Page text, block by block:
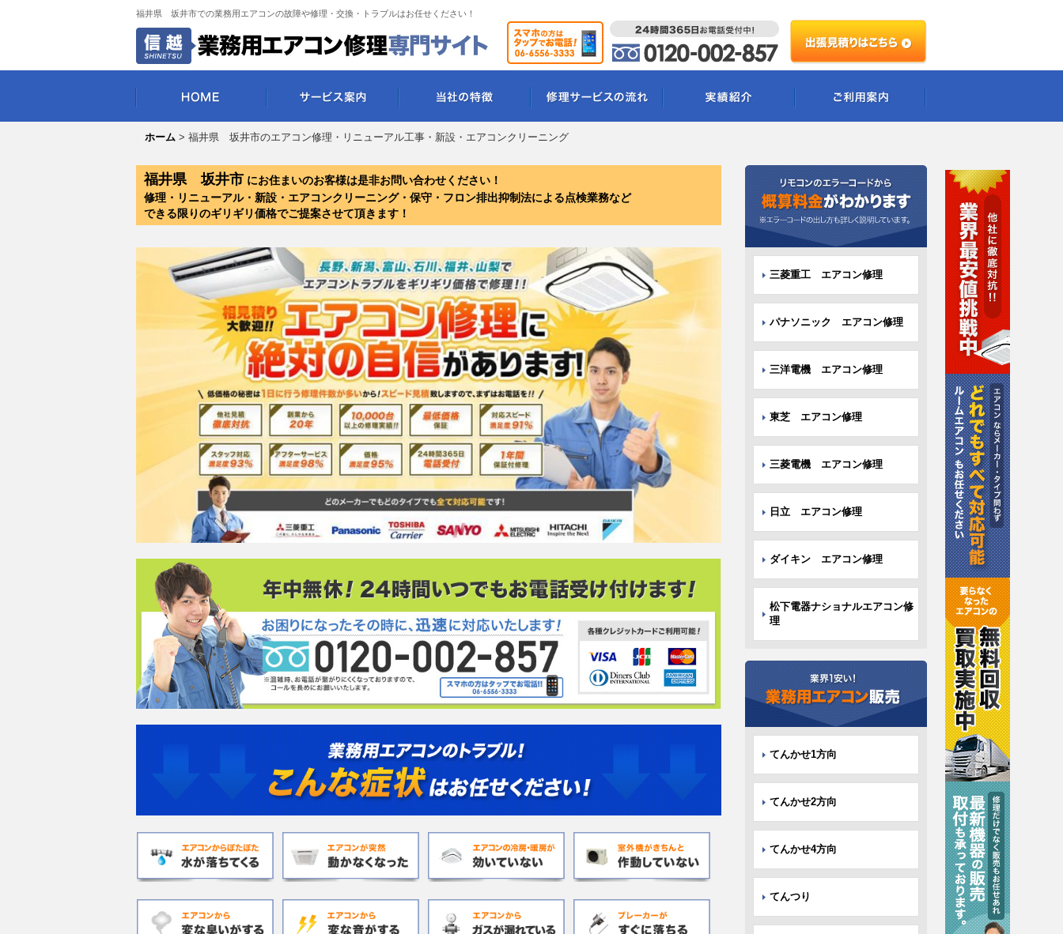
福井県 坂井市での業務用エアコンの故障や修理・交換・トラブルはお任せください！
ホーム > 福井県 坂井市のエアコン修理・リニューアル工事・新設・エアコンクリーニング
三菱重工 エアコン修理
パナソニック エアコン修理
三洋電機 エアコン修理
東芝 エアコン修理
三菱電機 エアコン修理
日立 エアコン修理
ダイキン エアコン修理
松下電器ナショナルエアコン修
理
てんかせ1方向
てんかせ2方向
てんかせ4方向
てんつり
福井県 坂井市 にお住まいのお客様は是非お問い合わせください！
修理・リニューアル・新設・エアコンクリーニング・保守・フロン排出抑制法による点検業務など
できる限りのギリギリ価格でご提案させて頂きます！